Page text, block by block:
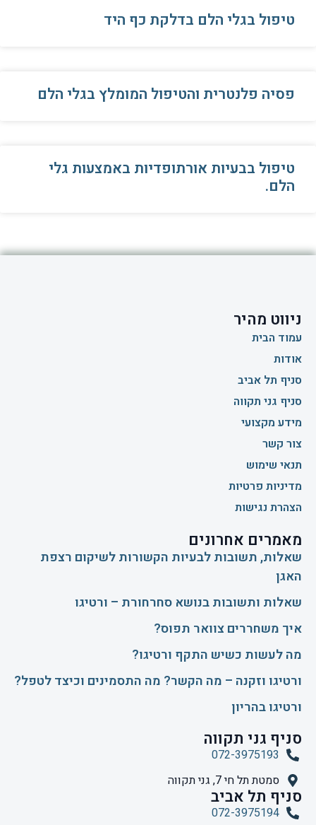
טיפול בגלי הלם בדלקת כף היד
פסיה פלנטרית והטיפול המומלץ בגלי הלם
טיפול בבעיות אורתופדיות באמצעות גלי
הלם.
ניווט מהיר
עמוד הבית
אודות
סניף תל אביב
סניף גני תקווה
מידע מקצועי
צור קשר
תנאי שימוש
מדיניות פרטיות
הצהרת נגישות
מאמרים אחרונים
שאלות, תשובות לבעיות הקשורות לשיקום רצפת
האגן
שאלות ותשובות בנושא סחרחורת – ורטיגו
איך משחררים צוואר תפוס?
​מה לעשות כשיש התקף ורטיגו?
ורטיגו וזקנה – מה הקשר? מה התסמינים וכיצד לטפל?
ורטיגו בהריון
סניף גני תקווה
072-3975193
סמטת תל חי 7, גני תקווה
סניף תל אביב
072-3975194